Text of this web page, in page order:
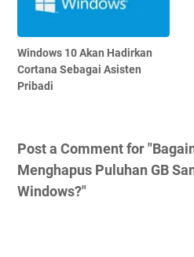
Windows 10 Akan Hadirkan
Cortana Sebagai Asisten
Pribadi
Post a Comment for
Menghapus Puluhan GB
Windows?"